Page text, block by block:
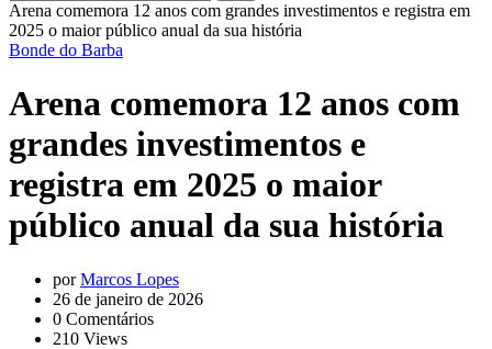
Arena comemora 12 anos com grandes investimentos e registra em
2025 o maior público anual da sua história
Bonde do Barba
Arena comemora 12 anos com
grandes investimentos e
registra em 2025 o maior
público anual da sua história
porMarcos Lopes
26 de janeiro de 2026
0 Comentários
210 Views